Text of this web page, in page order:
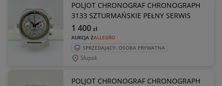
POLJOT CHRONOGRAF CHRONOGRAPH
3133 SZTURMAŃSKIE PEŁNY SERWIS
AUKCJA ZALLEGRO
1 400zł
SPRZEDAJĄCY: OSOBA PRYWATNA
Słupsk
POLJOT CHRONOGRAF CHRONOGRAPH